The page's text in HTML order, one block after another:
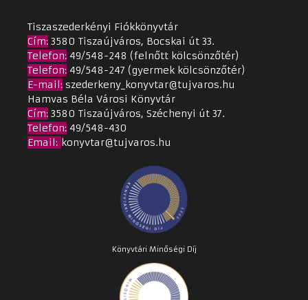
Tiszaszederkényi Fiókkönyvtár
Cím: 3580 Tiszaújváros, Bocskai út 33.
Telefon: 49/548-248 (felnőtt kölcsönzőtér)
Telefon: 49/548-247 (gyermek kölcsönzőtér)
E-mail: szederkeny_konyvtar@tujvaros.hu
Hamvas Béla Városi Könyvtár
Cím: 3580 Tiszaújváros, Széchenyi út 37.
Telefon: 49/548-430
Email : konyvtar@tujvaros.hu
Könyvtári Minőségi Díj